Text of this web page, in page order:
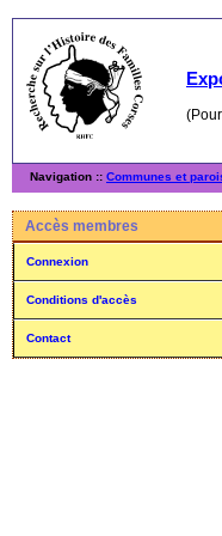
Navigation :: Communes et
Accès membres
Connexion
Conditions d'accès
Contact